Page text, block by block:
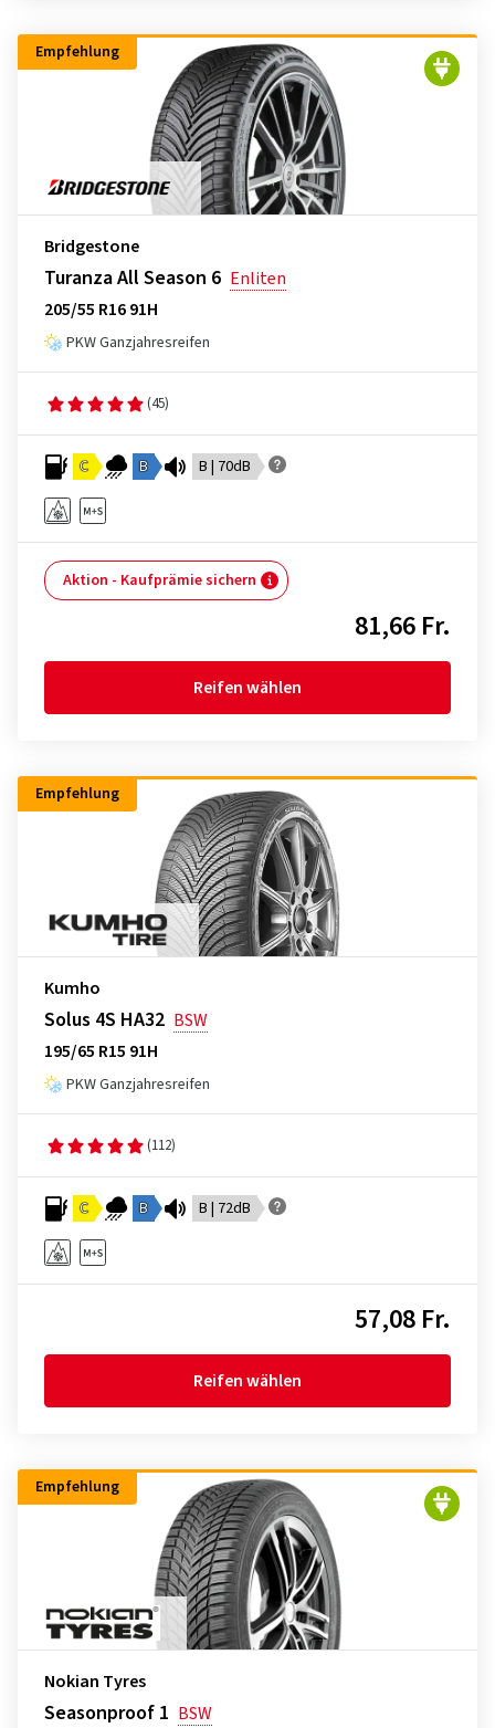
Empfehlung
Bridgestone
Turanza All Season 6 Enliten
205/55 R16 91H
PKW Ganzjahresreifen
(45)
C B B | 70dB
Aktion - Kaufprämie sichern
81,66 Fr.
Reifen wählen
Empfehlung
Kumho
Solus 4S HA32 BSW
195/65 R15 91H
PKW Ganzjahresreifen
(112)
C B B | 72dB
57,08 Fr.
Reifen wählen
Empfehlung
Nokian Tyres
Seasonproof 1 BSW